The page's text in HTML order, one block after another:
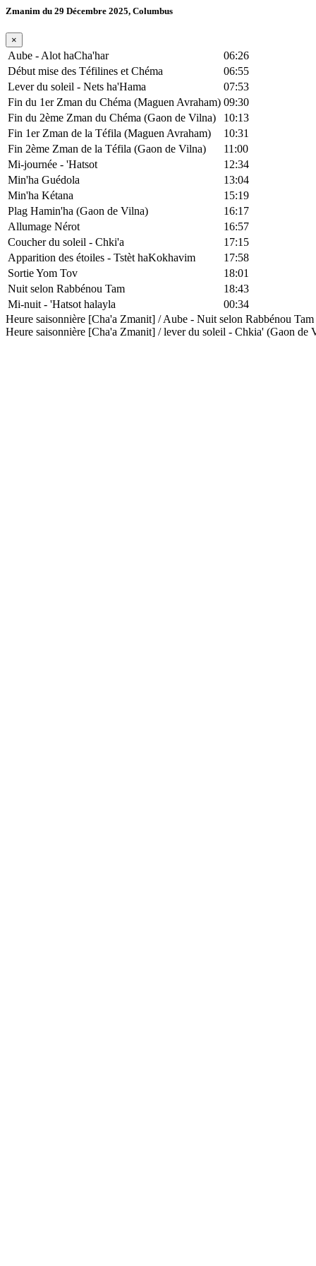
Zmanim du 29 Décembre 2025, Columbus
×
Aube - Alot haCha'har
06:26
Début mise des Téfilines et Chéma
06:55
Lever du soleil - Nets ha'Hama
07:53
Fin du 1er Zman du Chéma (Maguen Avraham) 09:30
Fin du 2ème Zman du Chéma (Gaon de Vilna)
10:13
Fin 1er Zman de la Téfila (Maguen Avraham)
10:31
Fin 2ème Zman de la Téfila (Gaon de Vilna)
11:00
Mi-journée - 'Hatsot
12:34
Min'ha Guédola
13:04
Min'ha Kétana
15:19
Plag Hamin'ha (Gaon de Vilna)
16:17
Allumage Nérot
16:57
Coucher du soleil - Chki'a
17:15
Apparition des étoiles - Tstèt haKokhavim
17:58
Sortie Yom Tov
18:01
Nuit selon Rabbénou Tam
18:43
Mi-nuit - 'Hatsot halayla
00:34
Heure saisonnière [Cha'a Zmanit] / Aube - Nuit selon Rabbénou
Heure saisonnière [Cha'a Zmanit] / lever du soleil - Chkia' (Gaon de